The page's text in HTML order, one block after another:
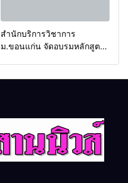
สำนักบริการวิชาการ
ม.ขอนแก่น จัดอบรมหลักสูตร